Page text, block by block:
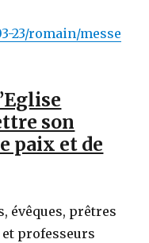
23/romain/messe
son
paix et de
évêques, prêtres
professeurs